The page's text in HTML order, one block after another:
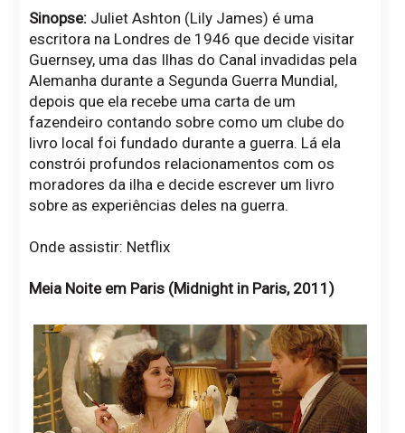
Sinopse: Juliet Ashton (Lily James) é uma
escritora na Londres de 1946 que decide visitar
Guernsey, uma das Ilhas do Canal invadidas pela
Alemanha durante a Segunda Guerra Mundial,
depois que ela recebe uma carta de um
fazendeiro contando sobre como um clube do
livro local foi fundado durante a guerra. Lá ela
constrói profundos relacionamentos com os
moradores da ilha e decide escrever um livro
sobre as experiências deles na guerra.
Onde assistir: Netflix
Meia Noite em Paris (Midnight in Paris, 2011)